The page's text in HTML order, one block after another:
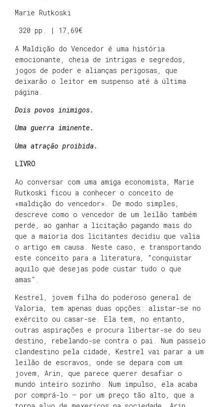
Marie Rutkoski
320 pp. | 17,69€
A Maldição do Vencedor é uma história
emocionante, cheia de intrigas e segredos,
jogos de poder e alianças perigosas, que
deixarão o leitor em suspenso até à última
página.
Dois povos inimigos.
Uma guerra iminente.
Uma atração proibida.
LIVRO
Ao conversar com uma amiga economista, Marie
Rutkoski ficou a conhecer o conceito de
«maldição do vencedor». De modo simples,
descreve como o vencedor de um leilão também
perde, ao ganhar a licitação pagando mais do
que a maioria dos licitantes decidiu que valia
o artigo em causa. Neste caso, e transportando
este conceito para a literatura, “conquistar
aquilo que desejas pode custar tudo o que
amas”.
Kestrel, jovem filha do poderoso general de
Valoria, tem apenas duas opções: alistar-se no
exército ou casar-se. Ela tem, no entanto,
outras aspirações e procura libertar-se do seu
destino, rebelando-se contra o pai. Num passeio
clandestino pela cidade, Kestrel vai parar a um
leilão de escravos, onde se depara com um
jovem, Arin, que parece querer desafiar o
mundo inteiro sozinho. Num impulso, ela acaba
por comprá-lo — por um preço tão alto, que a